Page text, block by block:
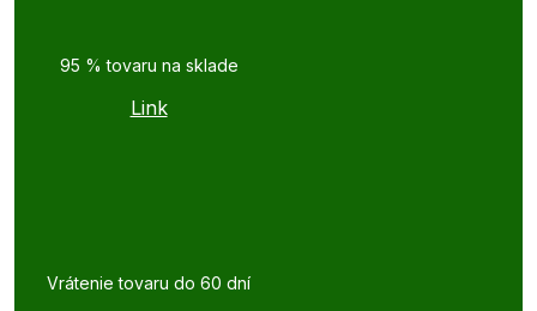
95 % tovaru na sklade
Link
Vrátenie tovaru do 60 dní